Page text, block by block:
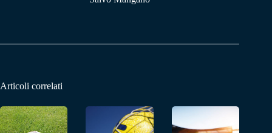
Articoli correlati